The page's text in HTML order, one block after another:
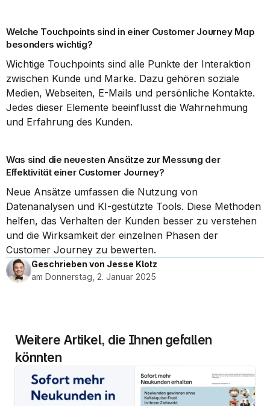
Welche Touchpoints sind in einer Customer Journey Map
besonders wichtig?
Wichtige Touchpoints sind alle Punkte der Interaktion
zwischen Kunde und Marke. Dazu gehören soziale
Medien, Webseiten, E-Mails und persönliche Kontakte.
Jedes dieser Elemente beeinflusst die Wahrnehmung
und Erfahrung des Kunden.
Was sind die neuesten Ansätze zur Messung der
Effektivität einer Customer Journey?
Neue Ansätze umfassen die Nutzung von
Datenanalysen und KI-gestützte Tools. Diese Methoden
helfen, das Verhalten der Kunden besser zu verstehen
und die Wirksamkeit der einzelnen Phasen der
Customer Journey zu bewerten.
Geschrieben von Jesse Klotz
am Donnerstag, 2. Januar 2025
Weitere Artikel, die Ihnen gefallen
könnten